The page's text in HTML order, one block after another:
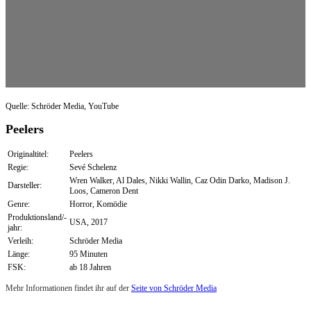
Quelle: Schröder Media, YouTube
Peelers
Originaltitel:
Peelers
Regie:
Sevé Schelenz
Darsteller:
Wren Walker, Al Dales, Nikki Wallin, Caz Odin Darko, Madison J.
Loos, Cameron Dent
Genre:
Horror, Komödie
Produktionsland/-
jahr:
USA, 2017
Verleih:
Schröder Media
Länge:
95 Minuten
FSK:
ab 18 Jahren
Mehr Informationen findet ihr auf der Seite von Schröder Media